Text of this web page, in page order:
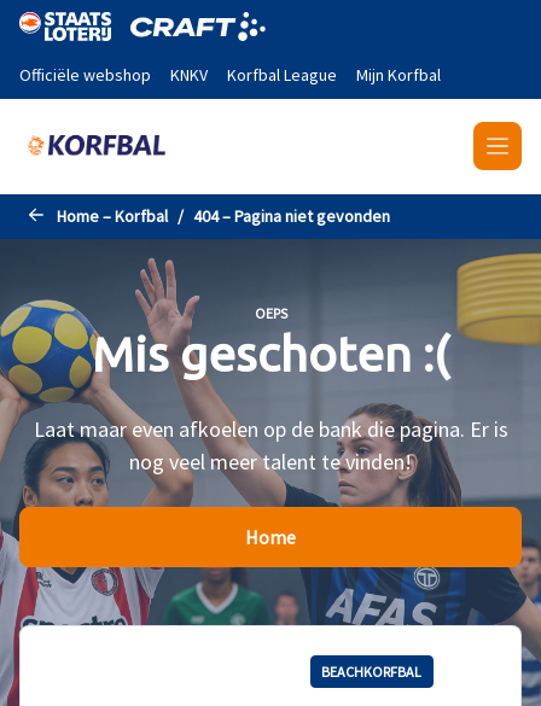
Naar de hoofdinhoud gaan
Officiële webshop KNKV Korfbal League Mijn Korfbal
Home – Korfbal 404 – Pagina niet gevonden
OEPS
Mis geschoten :(
Laat maar even afkoelen op de bank die pagina. Er is
nog veel meer talent te vinden!
Home
BEACHKORFBAL